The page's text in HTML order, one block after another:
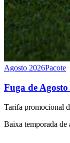
Agosto 2026Pacote
Fuga de Agosto
Tarifa promocional
Baixa temporada de